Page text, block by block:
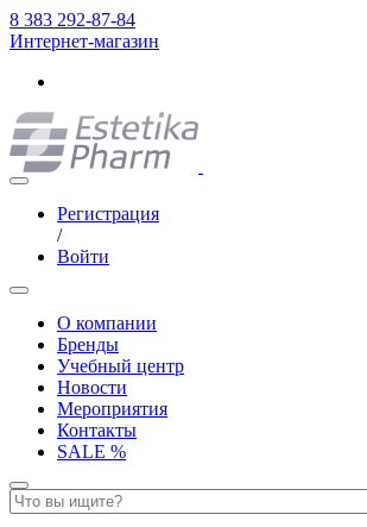
8 383 292-87-84
Интернет-магазин
Регистрация
/
Войти
О компании
Бренды
Учебный центр
Новости
Мероприятия
Контакты
SALE %